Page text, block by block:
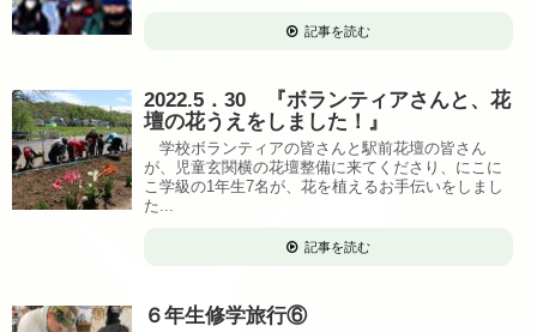
記事を読む
2022.5．30 『ボランティアさんと、花
壇の花うえをしました！』
学校ボランティアの皆さんと駅前花壇の皆さん
が、児童玄関横の花壇整備に来てくださり、にこに
こ学級の1年生7名が、花を植えるお手伝いをしまし
た...
記事を読む
６年生修学旅行⑥